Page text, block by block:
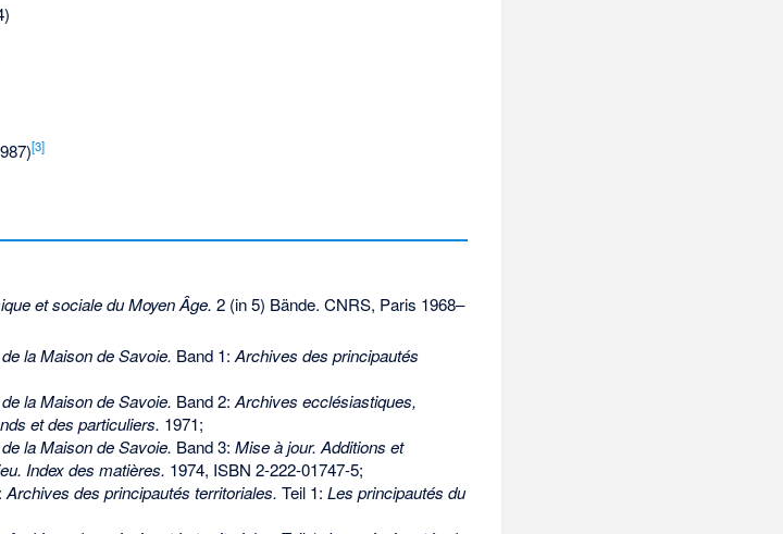
[3]
et sociale du Moyen Âge. 2 (in 5) Bände. CNRS, Paris 1968–
la Maison de Savoie. Band 1: Archives des principautés
la Maison de Savoie. Band 2: Archives ecclésiastiques,
et des particuliers. 1971;
la Maison de Savoie. Band 3: Mise à jour. Additions et
Index des matières. 1974, ISBN 2-222-01747-5;
Archives des principautés territoriales. Teil 1: Les principautés du